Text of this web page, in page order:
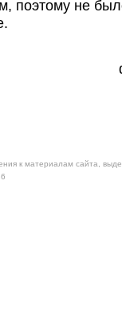
поэтому не
к материалам сайта,